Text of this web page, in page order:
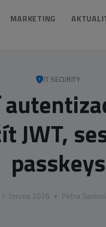
MARKETING
IT SECURITY
JWT,
passkeys
1. června 2026 • Petra